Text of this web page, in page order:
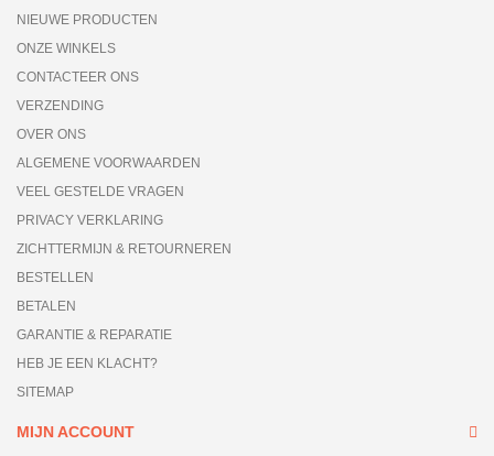
NIEUWE PRODUCTEN
ONZE WINKELS
CONTACTEER ONS
VERZENDING
OVER ONS
ALGEMENE VOORWAARDEN
VEEL GESTELDE VRAGEN
PRIVACY VERKLARING
ZICHTTERMIJN & RETOURNEREN
BESTELLEN
BETALEN
GARANTIE & REPARATIE
HEB JE EEN KLACHT?
SITEMAP
MIJN ACCOUNT